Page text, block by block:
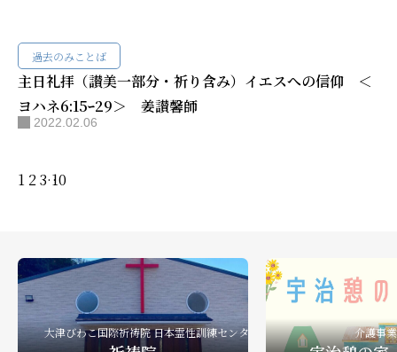
過去のみことば
主日礼拝（讃美一部分・祈り含み）イエスへの信仰 ＜
ヨハネ6:15ｰ29＞ 姜讃馨師
2022.02.06
1 23…10
大津びわこ国際祈祷院 日本霊性訓練センター 介護事